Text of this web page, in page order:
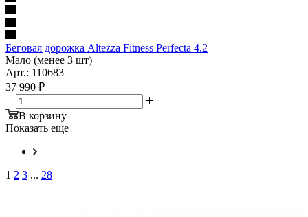
Беговая дорожка Altezza Fitness Perfecta 4.2
Мало (менее 3 шт)
Арт.: 110683
37 990 ₽
В корзину
Показать еще
1 2 3 ... 28